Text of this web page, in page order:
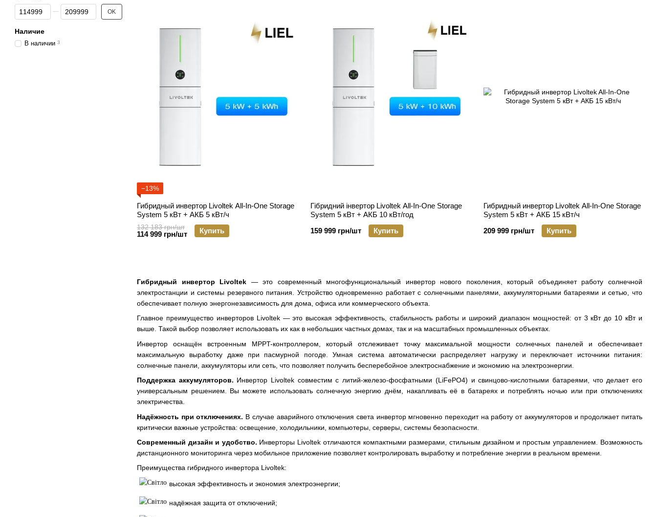
−13%
Гибридный инвертор Livoltek All-In-One Storage
System 5 кВт + АКБ 5 кВт/ч
132 183 грн/шт
114 999 грн/шт Купить
Гібридний інвертор Livoltek All-In-One Storage
System 5 кВт + АКБ 10 кВт/год
159 999 грн/шт
Купить
Гибридный инвертор Livoltek All-In-One Storage
System 5 кВт + АКБ 15 кВт/ч
209 999 грн/шт
Купить
Гибридный инвертор Livoltek — это современный многофункциональный инвертор нового поколения, который объединяет работу солнечной
электростанции и системы резервного питания. Устройство одновременно работает с солнечными панелями, аккумуляторными батареями и сетью, что
обеспечивает полную энергонезависимость для дома, офиса или коммерческого объекта.
Главное преимущество инверторов Livoltek — это высокая эффективность, стабильность работы и широкий диапазон мощностей: от 3 кВт до 10 кВт и
выше. Такой выбор позволяет использовать их как в небольших частных домах, так и на масштабных промышленных объектах.
Инвертор оснащён встроенным MPPT-контроллером, который отслеживает точку максимальной мощности солнечных панелей и обеспечивает
максимальную выработку даже при пасмурной погоде. Умная система автоматически распределяет нагрузку и переключает источники питания:
солнечные панели, аккумуляторы или сеть, что позволяет получить бесперебойное электроснабжение и экономию на электроэнергии.
Поддержка аккумуляторов. Инвертор Livoltek совместим с литий-железо-фосфатными (LiFePO4) и свинцово-кислотными батареями, что делает его
универсальным решением. Вы можете использовать солнечную энергию днём, накапливать её в батареях и потреблять ночью или при отключениях
электричества.
Надёжность при отключениях. В случае аварийного отключения света инвертор мгновенно переходит на работу от аккумуляторов и продолжает питать
критически важные устройства: освещение, холодильники, компьютеры, серверы, системы безопасности.
Современный дизайн и удобство. Инверторы Livoltek отличаются компактными размерами, стильным дизайном и простым управлением. Возможность
дистанционного мониторинга через мобильное приложение позволяет контролировать выработку и потребление энергии в реальном времени.
Преимущества гибридного инвертора Livoltek:
высокая эффективность и экономия электроэнергии;
надёжная защита от отключений;
От Цена, грн
До Цена, грн OK
Наличие
В наличии 3